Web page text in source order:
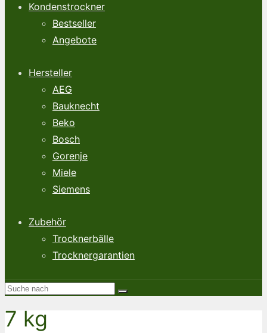
Kondenstrockner
Bestseller
Angebote
Hersteller
AEG
Bauknecht
Beko
Bosch
Gorenje
Miele
Siemens
Zubehör
Trocknerbälle
Trocknergarantien
7 kg